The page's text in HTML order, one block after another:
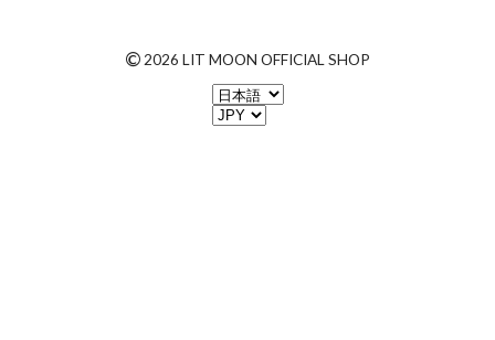
© 2026 LIT MOON OFFICIAL SHOP